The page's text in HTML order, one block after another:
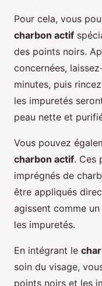
Pour cela, vous
charbon actif
des points noirs.
concernées,
minutes, puis
les impuretés
peau nette et
Vous pouvez
charbon actif. Ces
imprégnés de
être appliqués
agissent comme
les impuretés.
En intégrant le
soin du visage,
points noirs et les